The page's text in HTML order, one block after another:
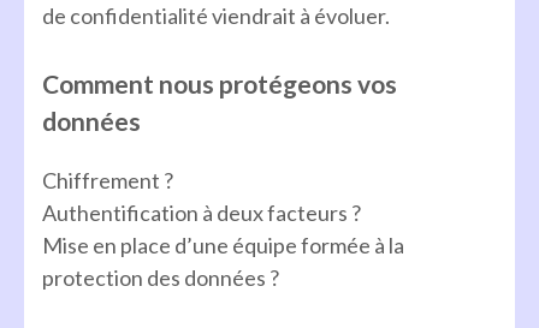
de confidentialité viendrait à évoluer.
Comment nous protégeons vos
données
Chiffrement ?
Authentification à deux facteurs ?
Mise en place d’une équipe formée à la
protection des données ?